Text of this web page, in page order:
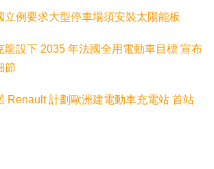
立例要求大型停車場須安裝太陽能板
龍設下 2035 年法國全用電動車目標 宣布
節
Renault 計劃歐洲建電動車充電站 首站